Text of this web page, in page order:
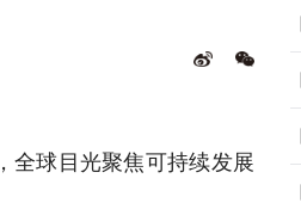
全球目光聚焦可持续发展